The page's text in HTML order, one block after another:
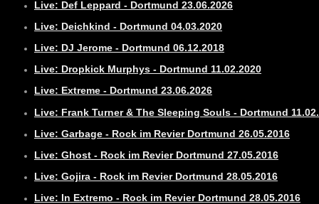
Live: Def Leppard - Dortmund 23.06.2026
Live: Deichkind - Dortmund 04.03.2020
Live: DJ Jerome - Dortmund 06.12.2018
Live: Dropkick Murphys - Dortmund 11.02.2020
Live: Extreme - Dortmund 23.06.2026
Live: Frank Turner & The Sleeping Souls - Dortmund
Live: Garbage - Rock im Revier Dortmund 26.05.2016
Live: Ghost - Rock im Revier Dortmund 27.05.2016
Live: Gojira - Rock im Revier Dortmund 28.05.2016
Live: In Extremo - Rock im Revier Dortmund 28.05.2016